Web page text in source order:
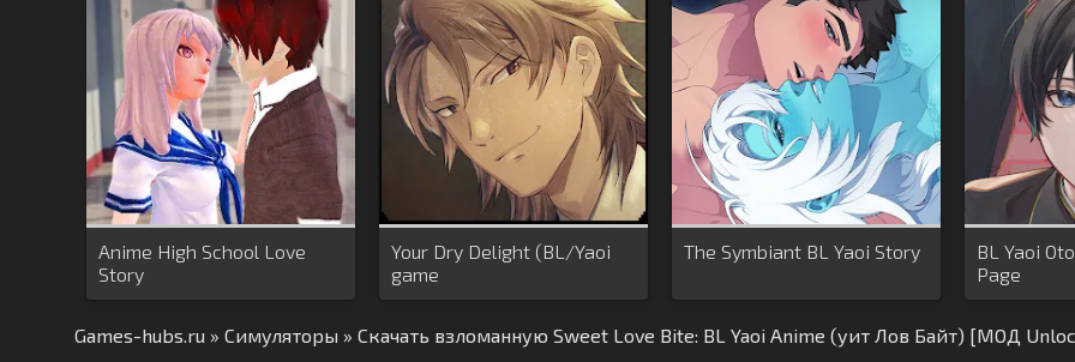
Anime High School Love
Story
Your Dry Delight (BL/Yaoi
game
The Symbiant BL Yaoi Story
BL Yaoi
Page
Games-hubs.ru » Симуляторы » Скачать взломанную Sweet Love Bite: BL Yaoi Anime (уит Лов Байт) [МОД